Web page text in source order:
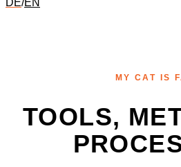
DE/EN
MY CAT IS
TOOLS,